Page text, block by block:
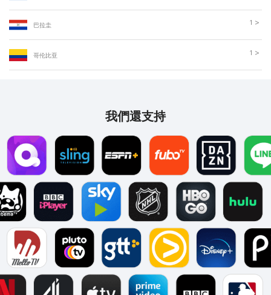
巴拉圭 1 >
哥伦比亚 1 >
我們還支持